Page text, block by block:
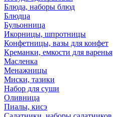
Блюда, наборы блюд
Блюдца
Бульонница
Икорницы, шпротницы
Конфетницы, вазы для конфет
Креманки, емкости для варенья
Масленка
Менажницы
Миски, тазики
Набор для суши
Оливница
Пиалы, кисэ